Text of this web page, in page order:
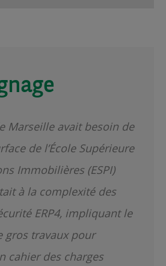
Marseille avait besoin de
de l’École Supérieure
Immobilières (ESPI)
à la complexité des
ERP4, impliquant le
gros travaux pour
cahier des charges